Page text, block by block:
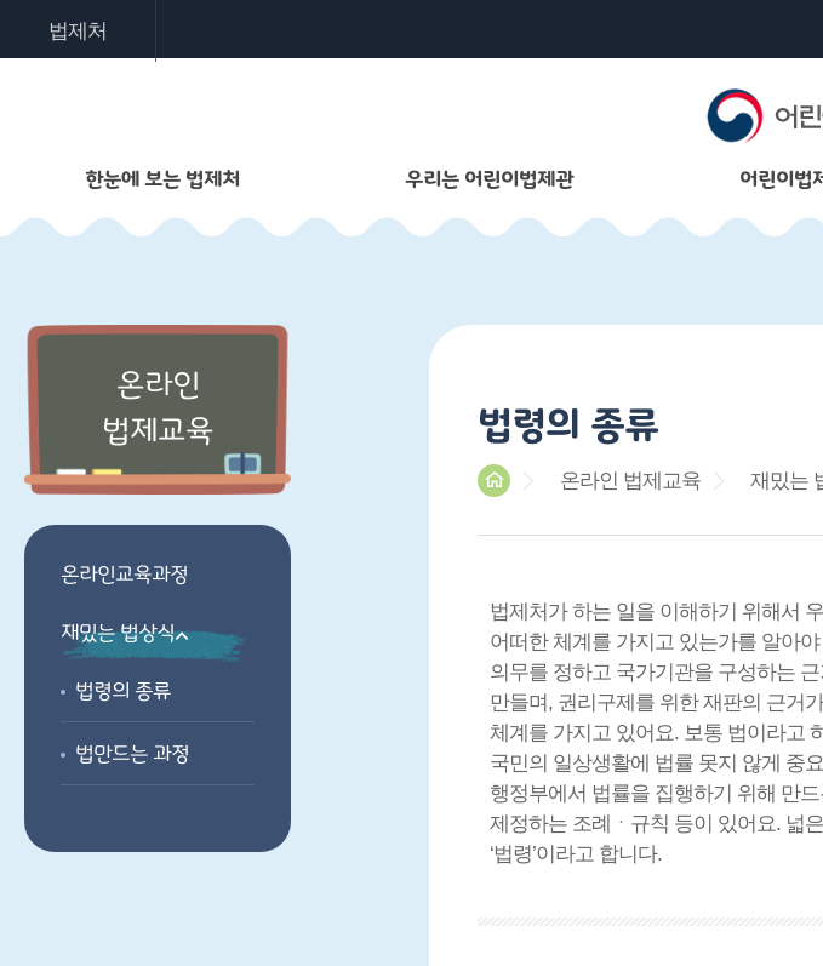
법제처
한눈에 보는 법제처 우리는 어린이법제관 어린이법
온라인
법제교육
온라인교육과정
재밌는 법상식
법령의 종류
법만드는 과정
법령의 종류
온라인 법제교육 재밌는
법제처가 하는 일을 이해하기 위해서
어떠한 체계를 가지고 있는가를 알아
의무를 정하고 국가기관을 구성하는
만들며, 권리구제를 위한 재판의 근거
체계를 가지고 있어요. 보통 법이라고
국민의 일상생활에 법률 못지 않게 중
행정부에서 법률을 집행하기 위해 만
제정하는 조례ㆍ규칙 등이 있어요. 넓
‘법령’이라고 합니다.